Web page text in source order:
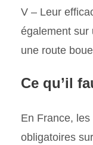
V – Leur
également sur
une route
Ce qu’il
En France,
obligatoires